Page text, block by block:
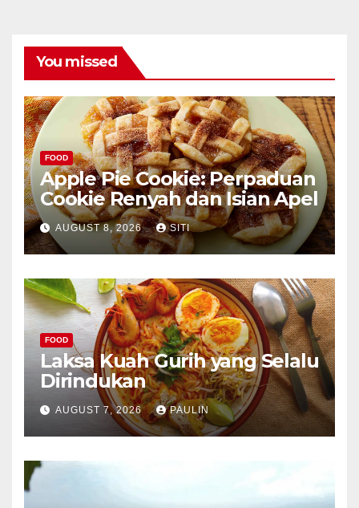
You missed
FOOD
Apple Pie Cookie: Perpaduan
Cookie Renyah dan Isian Apel
AUGUST 8, 2026 SITI
FOOD
Laksa Kuah Gurih yang Selalu
Dirindukan
AUGUST 7, 2026 PAULIN